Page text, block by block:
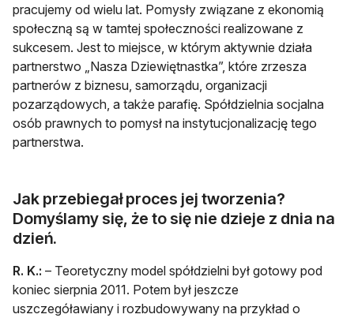
pracujemy od wielu lat. Pomysły związane z ekonomią
społeczną są w tamtej społeczności realizowane z
sukcesem. Jest to miejsce, w którym aktywnie działa
partnerstwo „Nasza Dziewiętnastka”, które zrzesza
partnerów z biznesu, samorządu, organizacji
pozarządowych, a także parafię. Spółdzielnia socjalna
osób prawnych to pomysł na instytucjonalizację tego
partnerstwa.
Jak przebiegał proces jej tworzenia?
Domyślamy się, że to się nie dzieje z dnia na
dzień.
R. K.: – Teoretyczny model spółdzielni był gotowy pod
koniec sierpnia 2011. Potem był jeszcze
uszczegóławiany i rozbudowywany na przykład o